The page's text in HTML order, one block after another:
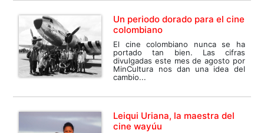
Un periodo dorado para el cine
colombiano
El cine colombiano nunca se ha
portado tan bien. Las cifras
divulgadas este mes de agosto por
MinCultura nos dan una idea del
cambio...
Leiqui Uriana, la maestra del
cine wayúu